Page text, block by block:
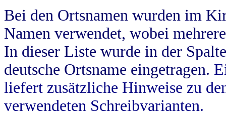
Bei den Ortsnamen wurden im
Namen verwendet, wobei
In dieser Liste wurde in der
deutsche Ortsname eingetragen.
liefert zusätzliche Hinweise zu
verwendeten Schreibvarianten.